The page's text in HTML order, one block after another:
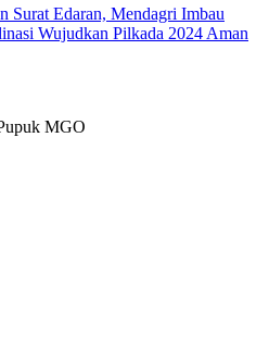
Surat Edaran, Mendagri Imbau
Wujudkan Pilkada 2024 Aman
MGO